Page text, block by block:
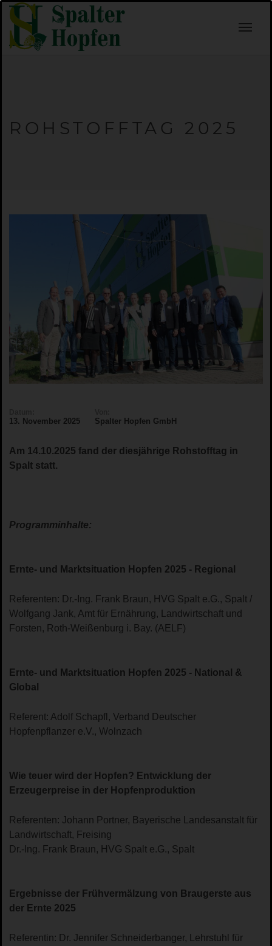
ROHSTOFFTAG 2025
13. November 2025 Spalter Hopfen GmbH
Am 14.10.2025 fand der diesjährige Rohstofftag in
Spalt statt.
Programminhalte:
Ernte- und Marktsituation Hopfen 2025 - Regional
Referenten: Dr.-Ing. Frank Braun, HVG Spalt e.G., Spalt /
Wolfgang Jank, Amt für Ernährung, Landwirtschaft und
Forsten, Roth-Weißenburg i. Bay. (AELF)
Ernte- und Marktsituation Hopfen 2025 - National &
Global
Referent: Adolf Schapfl, Verband Deutscher
Hopfenpflanzer e.V., Wolnzach
Wie teuer wird der Hopfen? Entwicklung der
Erzeugerpreise in der Hopfenproduktion
Referenten: Johann Portner, Bayerische Landesanstalt für
Landwirtschaft, Freising
Dr.-Ing. Frank Braun, HVG Spalt e.G., Spalt
Ergebnisse der Frühvermälzung von Braugerste aus
der Ernte 2025
Referentin: Dr. Jennifer Schneiderbanger, Lehrstuhl für